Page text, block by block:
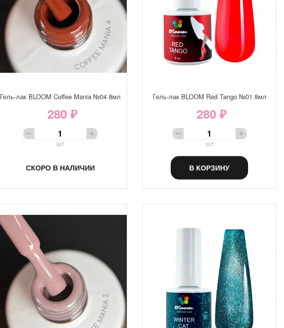
Гель-лак BLOOM Coffee Mania №04 8мл
280 ₽
шт
СКОРО В НАЛИЧИИ
Гель-лак BLOOM Red Tango №01 8мл
280 ₽
шт
В КОРЗИНУ